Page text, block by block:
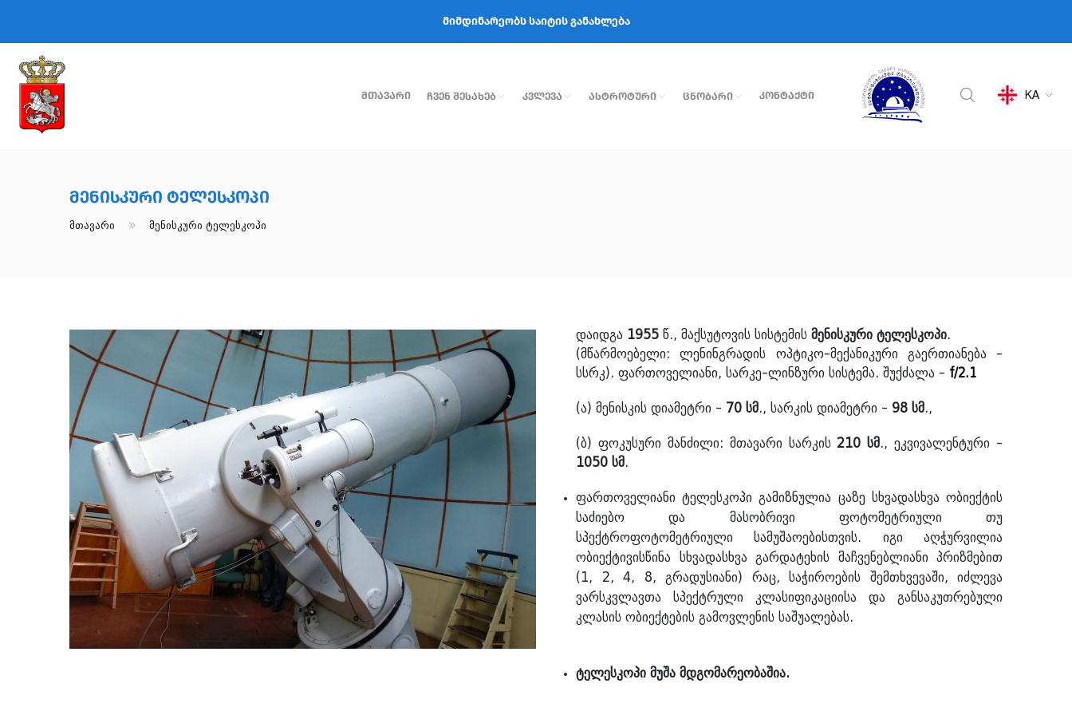
მიმდინარეობს საიტის განახლება
Მთავარი Ჩვენ Შესახებ Კვლევა Ასტროტური Ცნობარი Კონტაქტი KA
Მენისკური Ტელესკოპი
Მთავარი Მენისკური Ტელესკოპი
დაიდგა 1955 წ., მაქსუტოვის სისტემის მენისკური ტელესკოპი.
(მწარმოებელი: ლენინგრადის ოპტიკო-მექანიკური გაერთიანება -
სსრკ). ფართოველიანი, სარკე-ლინზური სისტემა. შუქძალა - f/2.1
(ა) მენისკის დიამეტრი - 70 სმ., სარკის დიამეტრი - 98 სმ.,
(ბ) ფოკუსური მანძილი: მთავარი სარკის 210 სმ., ეკვივალენტური -
1050 სმ.
ფართოველიანი ტელესკოპი გამიზნულია ცაზე სხვადასხვა ობიექტის
საძიებო და მასობრივი ფოტომეტრიული თუ
სპექტროფოტომეტრიული სამუშაოებისთვის. იგი აღჭურვილია
ობიექტივისწინა სხვადასხვა გარდატეხის მაჩვენებლიანი პრიზმებით
(1, 2, 4, 8, გრადუსიანი) რაც, საჭიროების შემთხვევაში, იძლევა
ვარსკვლავთა სპექტრული კლასიფიკაციისა და განსაკუთრებული
კლასის ობიექტების გამოვლენის საშუალებას.
ტელესკოპი მუშა მდგომარეობაშია.